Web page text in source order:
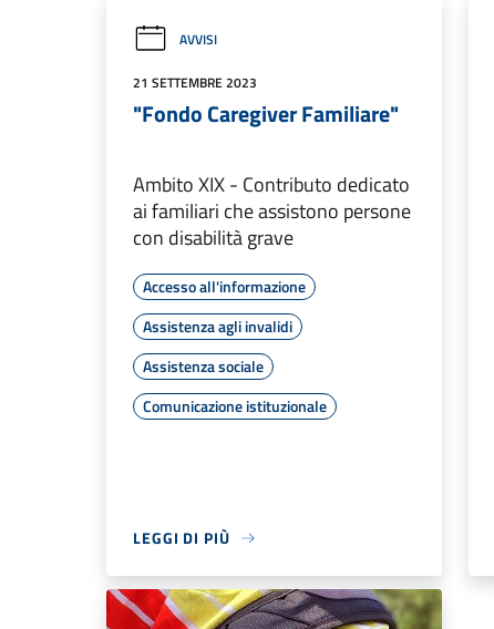
AVVISI
21 SETTEMBRE 2023
"Fondo Caregiver Familiare"
Ambito XIX - Contributo dedicato
ai familiari che assistono persone
con disabilità grave
Accesso all'informazione
Assistenza agli invalidi
Assistenza sociale
Comunicazione istituzionale
LEGGI DI PIÙ